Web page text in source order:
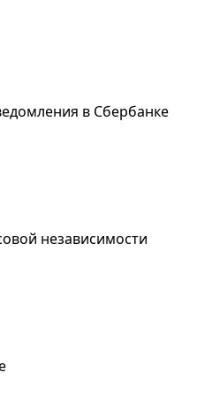
в Сбербанке
независимости